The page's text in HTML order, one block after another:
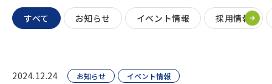
すべて お知らせ イベント情報 採用情報
2024.12.24 お知らせ イベント情報